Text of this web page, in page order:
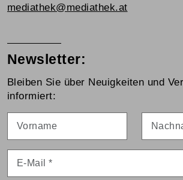
mediathek@mediathek.at
Newsletter:
Bleiben Sie über Neuigkeiten und
informiert: